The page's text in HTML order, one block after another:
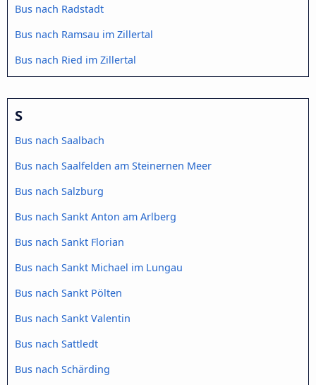
Bus nach Radstadt
Bus nach Ramsau im Zillertal
Bus nach Ried im Zillertal
S
Bus nach Saalbach
Bus nach Saalfelden am Steinernen Meer
Bus nach Salzburg
Bus nach Sankt Anton am Arlberg
Bus nach Sankt Florian
Bus nach Sankt Michael im Lungau
Bus nach Sankt Pölten
Bus nach Sankt Valentin
Bus nach Sattledt
Bus nach Schärding